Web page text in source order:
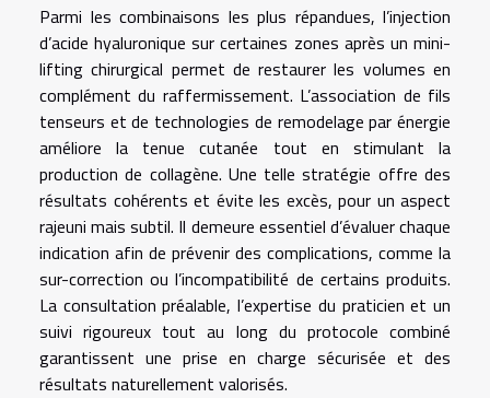
Parmi les combinaisons les plus répandues, l’injection
d’acide hyaluronique sur certaines zones après un mini-
lifting chirurgical permet de restaurer les volumes en
complément du raffermissement. L’association de fils
tenseurs et de technologies de remodelage par énergie
améliore la tenue cutanée tout en stimulant la
production de collagène. Une telle stratégie offre des
résultats cohérents et évite les excès, pour un aspect
rajeuni mais subtil. Il demeure essentiel d’évaluer chaque
indication afin de prévenir des complications, comme la
sur-correction ou l’incompatibilité de certains produits.
La consultation préalable, l’expertise du praticien et un
suivi rigoureux tout au long du protocole combiné
garantissent une prise en charge sécurisée et des
résultats naturellement valorisés.